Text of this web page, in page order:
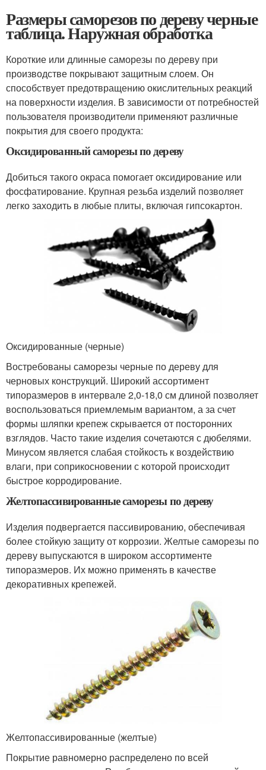
Размеры саморезов по дереву черные
таблица. Наружная обработка
Короткие или длинные саморезы по дереву при
производстве покрывают защитным слоем. Он
способствует предотвращению окислительных реакций
на поверхности изделия. В зависимости от потребностей
пользователя производители применяют различные
покрытия для своего продукта:
Оксидированный саморезы по дереву
Добиться такого окраса помогает оксидирование или
фосфатирование. Крупная резьба изделий позволяет
легко заходить в любые плиты, включая гипсокартон.
Оксидированные (черные)
Востребованы саморезы черные по дереву для
черновых конструкций. Широкий ассортимент
типоразмеров в интервале 2,0-18,0 см длиной позволяет
воспользоваться приемлемым вариантом, а за счет
формы шляпки крепеж скрывается от посторонних
взглядов. Часто такие изделия сочетаются с дюбелями.
Минусом является слабая стойкость к воздействию
влаги, при соприкосновении с которой происходит
быстрое корродирование.
Желтопассивированные саморезы по дереву
Изделия подвергается пассивированию, обеспечивая
более стойкую защиту от коррозии. Желтые саморезы по
дереву выпускаются в широком ассортименте
типоразмеров. Их можно применять в качестве
декоративных крепежей.
Желтопассивированные (желтые)
Покрытие равномерно распределено по всей